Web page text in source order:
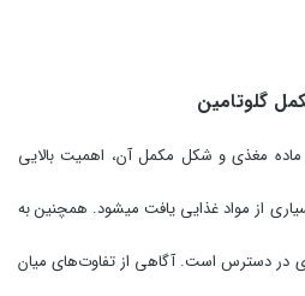
گلوتامین
مغذی و شکل مکمل آن، اهمیت بالایی
از مواد غذایی یافت میشود. همچنین به
در دسترس است. آگاهی از تفاوت‌های میان